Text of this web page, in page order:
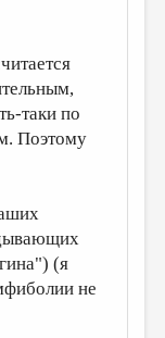
таки по
Поэтому
(я
не